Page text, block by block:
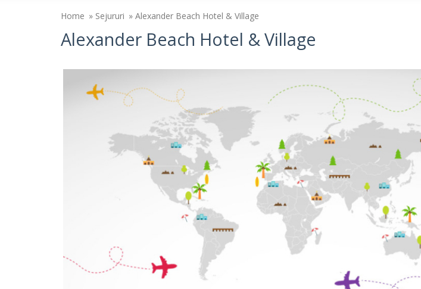
Home Sejururi Alexander Beach Hotel & Village
Alexander Beach Hotel & Village